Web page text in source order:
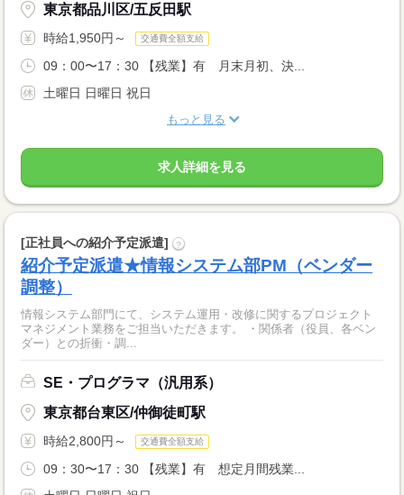
東京都品川区/五反田駅
時給1,950円～ 交通費全額支給
09：00〜17：30 【残業】有 月末月初、決...
土曜日 日曜日 祝日
もっと見る
求人詳細を見る
[正社員への紹介予定派遣] ?
紹介予定派遣★情報システム部PM（ベンダー
調整）
情報システム部門にて、システム運用・改修に関するプロジェクト
マネジメント業務をご担当いただきます。 ・関係者（役員、各ベン
ダー）との折衝・調...
SE・プログラマ（汎用系）
東京都台東区/仲御徒町駅
時給2,800円～ 交通費全額支給
09：30〜17：30 【残業】有 想定月間残業...